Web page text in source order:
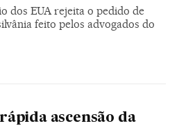
dos EUA rejeita o pedido de
feito pelos advogados do
ascensão da